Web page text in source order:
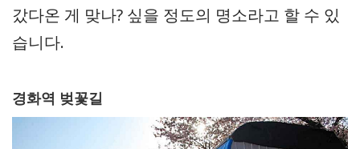
갔다온 게 맞나? 싶을 정도의 명소라고 할 수 있
습니다.
경화역 벚꽃길